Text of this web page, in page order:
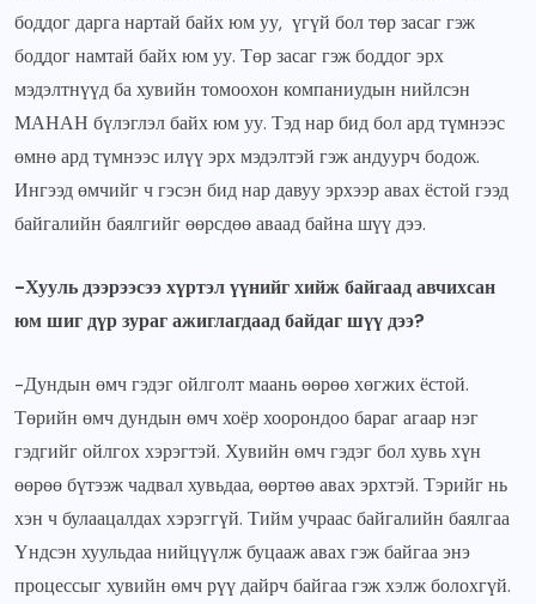
боддог дарга нартай байх юм уу, үгүй бол төр засаг гэж
боддог намтай байх юм уу. Төр засаг гэж боддог эрх
мэдэлтнүүд ба хувийн томоохон компаниудын нийлсэн
МАНАН бүлэглэл байх юм уу. Тэд нар бид бол ард түмнээс
өмнө ард түмнээс илүү эрх мэдэлтэй гэж андуурч бодож.
Ингээд өмчийг ч гэсэн бид нар давуу эрхээр авах ёстой гээд
байгалийн баялгийг өөрсдөө аваад байна шүү дээ.
-Хууль дээрээсээ хүртэл үүнийг хийж байгаад авчихсан
юм шиг дүр зураг ажиглагдаад байдаг шүү дээ?
-Дундын өмч гэдэг ойлголт маань өөрөө хөгжих ёстой.
Төрийн өмч дундын өмч хоёр хоорондоо бараг агаар нэг
гэдгийг ойлгох хэрэгтэй. Хувийн өмч гэдэг бол хувь хүн
өөрөө бүтээж чадвал хувьдаа, өөртөө авах эрхтэй. Тэрийг нь
хэн ч булаацалдах хэрэггүй. Тийм учраас байгалийн баялгаа
Үндсэн хуульдаа нийцүүлж буцааж авах гэж байгаа энэ
процессыг хувийн өмч рүү дайрч байгаа гэж хэлж болохгүй.